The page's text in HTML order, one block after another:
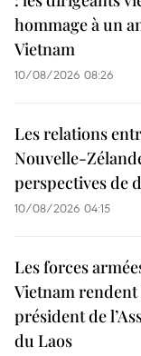
hommage à un
Vietnam
10/08/2026 08:26
Les relations
Nouvelle-
perspectives de
10/08/2026 04:15
Les forces
Vietnam rendent
président de
du Laos